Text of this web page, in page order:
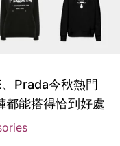
Prada今秋熱門
都能搭得恰到好處